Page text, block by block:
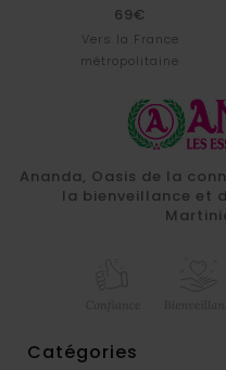
69€
Vers la France
métropolitaine
Ananda, Oasis de la
la bienveillance et
Catégories